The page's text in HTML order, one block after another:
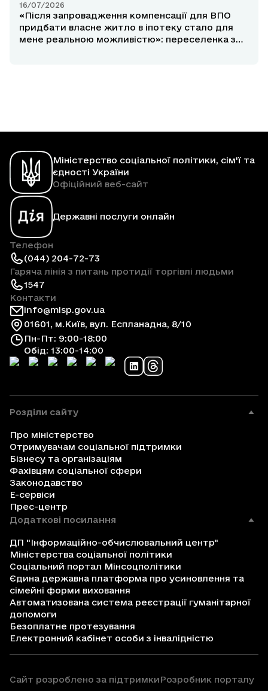
16/07/2026
«Після запровадження компенсації для ВПО
придбати власне житло в іпотеку стало для
мене реальною можливістю»: переселенка з
Міністерство соціальної політики, сім'ї та
єдності України
Офіційний веб-сайт
Державні послуги онлайн
Телефон
(044) 204-72-73
Гаряча лінія з питань протидії торгівлі людьми
1547
Контакти
info@mlsp.gov.ua
01601, м.Київ, вул. Еспланадна, 8/10
Пн-Пт: 9:00-18:00
Обід: 13:00-14:00
Розділи сайту
Про міністерство
Отримувачам соціальної підтримки
Бізнесу та організаціям
Фахівцям соціальної сфери
Законодавство
Е-сервіси
Прес-центр
Додаткові посилання
ДП "Інформаційно-обчислювальний центр"
Міністерства соціальної політики
Соціальний портал Мінсоцполітики
Єдина державна платформа про усиновлення та
сімейні форми виховання
Автоматизована система реєстрації гуманітарної
допомоги
Безоплатне протезування
Електронний кабінет особи з інвалідністю
Сайт розроблено за підтримкиРозробник порталу